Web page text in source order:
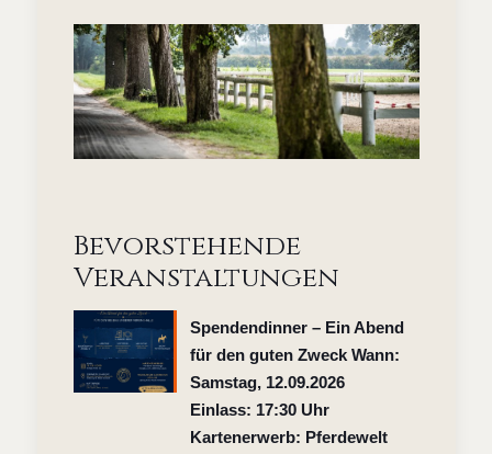
Bevorstehende
Veranstaltungen
Spendendinner – Ein Abend
für den guten Zweck Wann:
Samstag, 12.09.2026
Einlass: 17:30 Uhr
Kartenerwerb: Pferdewelt